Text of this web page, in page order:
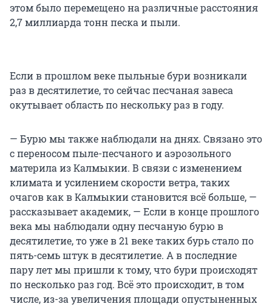
этом было перемещено на различные расстояния
2,7 миллиарда тонн песка и пыли.
Если в прошлом веке пыльные бури возникали
раз в десятилетие, то сейчас песчаная завеса
окутывает область по нескольку раз в году.
— Бурю мы также наблюдали на днях. Связано это
с переносом пыле-песчаного и аэрозольного
материла из Калмыкии. В связи с изменением
климата и усилением скорости ветра, таких
очагов как в Калмыкии становится всё больше, —
рассказывает академик, — Если в конце прошлого
века мы наблюдали одну песчаную бурю в
десятилетие, то уже в 21 веке таких бурь стало по
пять-семь штук в десятилетие. А в последние
пару лет мы пришли к тому, что бури происходят
по несколько раз год. Всё это происходит, в том
числе, из-за увеличения площади опустыненных